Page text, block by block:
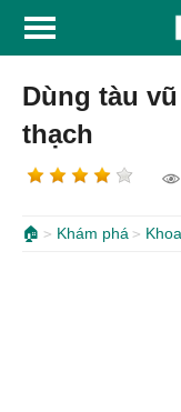
Dùng tàu
thạch
🏠 Khám phá